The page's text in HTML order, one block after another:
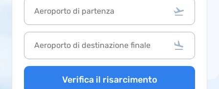
Verifica il risarcimento